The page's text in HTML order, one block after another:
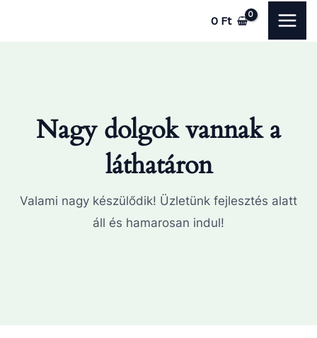
0 Ft
Nagy dolgok vannak a
láthatáron
Valami nagy készülődik! Üzletünk fejlesztés alatt
áll és hamarosan indul!